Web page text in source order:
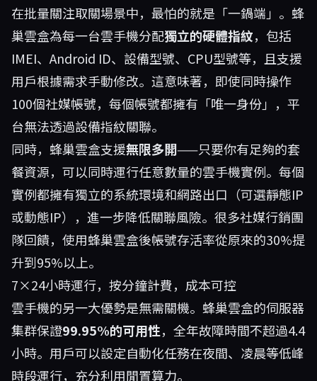
在批量關注取關場景中，最怕的就是「一鍋端」。蜂
巢雲盒為每一台雲手機分配獨立的硬體指紋，包括
IMEI、Android ID、設備型號、CPU型號等，且支援
用戶根據需求手動修改。這意味著，即使同時操作
100個社媒帳號，每個帳號都擁有「唯一身份」，平
台無法透過設備指紋關聯。
同時，蜂巢雲盒支援無限多開——只要你有足夠的套
餐資源，可以同時運行任意數量的雲手機實例。每個
實例都擁有獨立的系統環境和網路出口（可選靜態IP
或動態IP），進一步降低關聯風險。很多社媒行銷團
隊回饋，使用蜂巢雲盒後帳號存活率從原來的30%提
升到95%以上。
7×24小時運行，按分鐘計費，成本可控
雲手機的另一大優勢是無需關機。蜂巢雲盒的伺服器
集群保證99.95%的可用性，全年故障時間不超過4.4
小時。用戶可以設定自動化任務在夜間、凌晨等低峰
時段運行，充分利用閒置算力。